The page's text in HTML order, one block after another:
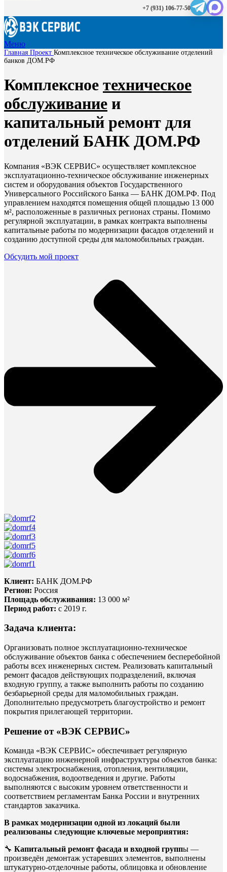
+7 (931) 106-77-50
Меню
Главная Проект Комплексное техническое обслуживание отделений
банков ДОМ.РФ
Комплексное техническое
обслуживание и
капитальный ремонт для
отделений БАНК ДОМ.РФ
Компания «ВЭК СЕРВИС» осуществляет комплексное
эксплуатационно-техническое обслуживание инженерных
систем и оборудования объектов Государственного
Универсального Российского Банка — БАНК ДОМ.РФ. Под
управлением находятся помещения общей площадью 13 000
м², расположенные в различных регионах страны. Помимо
регулярной эксплуатации, в рамках контракта выполнены
капитальные работы по модернизации фасадов отделений и
созданию доступной среды для маломобильных граждан.
Обсудить мой проект
Клиент: БАНК ДОМ.РФ
Регион: Россия
Площадь обслуживания: 13 000 м²
Период работ: с 2019 г.
Задача клиента:
Организовать полное эксплуатационно-техническое
обслуживание объектов банка с обеспечением бесперебойной
работы всех инженерных систем. Реализовать капитальный
ремонт фасадов действующих подразделений, включая
входную группу, а также выполнить работы по созданию
безбарьерной среды для маломобильных граждан.
Дополнительно предусмотреть благоустройство и ремонт
покрытия прилегающей территории.
Решение от «ВЭК СЕРВИС»
Команда «ВЭК СЕРВИС» обеспечивает регулярную
эксплуатацию инженерной инфраструктуры объектов банка:
системы электроснабжения, отопления, вентиляции,
водоснабжения, водоотведения и другие. Работы
выполняются с высоким уровнем ответственности и
соответствием регламентам Банка России и внутренних
стандартов заказчика.
В рамках модернизации одной из локаций были
реализованы следующие ключевые мероприятия:
🔧 Капитальный ремонт фасада и входной группы —
произведён демонтаж устаревших элементов, выполнены
штукатурно-отделочные работы, облицовка и обновление